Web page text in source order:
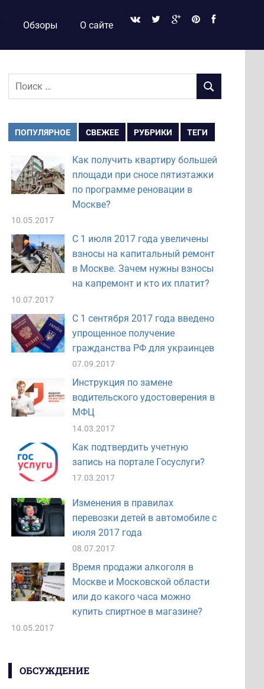
Обзоры О сайте
Поиск
ПОИСК
ПОПУЛЯРНОЕ СВЕЖЕЕ РУБРИКИ ТЕГИ
Как получить квартиру большей
площади при сносе пятиэтажки
по программе реновации в
Москве?
10.05.2017
С 1 июля 2017 года увеличены
взносы на капитальный ремонт
в Москве. Зачем нужны взносы
на капремонт и кто их платит?
10.07.2017
С 1 сентября 2017 года введено
упрощенное получение
гражданства РФ для украинцев
07.09.2017
Инструкция по замене
водительского удостоверения в
МФЦ
14.03.2017
Как подтвердить учетную
запись на портале Госуслуги?
17.03.2017
Изменения в правилах
перевозки детей в автомобиле с
июля 2017 года
08.07.2017
Время продажи алкоголя в
Москве и Московской области
или до какого часа можно
купить спиртное в магазине?
10.05.2017
ОБСУЖДЕНИЕ